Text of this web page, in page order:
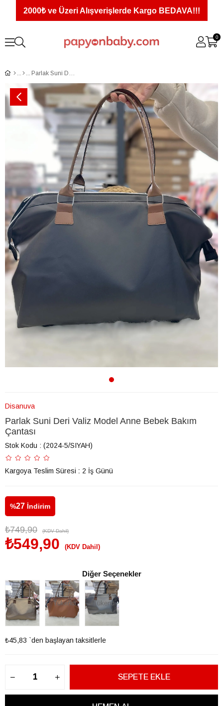
2000₺ ve Üzeri Alışverişlerde Kargo BEDAVA!!!
0
Parlak Suni Deri Valiz Model Anne Bebek Bakım Çantası
Disanuva
Parlak Suni Deri Valiz Model Anne Bebek Bakım
Çantası
Stok Kodu (2024-5/SIYAH)
Kargoya Teslim Süresi : 2 İş Günü
%27 İndirim
₺749,90 (KDV Dahil)
₺549,90 (KDV Dahil)
Diğer Seçenekler
Tükendi Tükendi
₺45,83 `den başlayan taksitlerle